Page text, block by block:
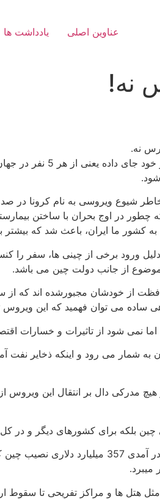
عناوین اصلی یادداشت ها
نه!
نه.
روزها بخاطر شیوع ویروسی به نام کرونا
کشور ما ایران، باعث شد که بیشتر
ورود برخی از چینی ها، سفر را
موضوع از جانب دولت چین می باشد.
از خودشان مجبورشده اند که
ساده می توان فهمید که این ویروس
نمی شود از تاثیرات و خسارات
می رود و اینکه ذخایر نفت
مدرکی دال بر انتقال این ویروس
بلکه برای کشورهای دیگر و در کل
ووهان 319میلیون گردشگر در سال میلادی
مثل هتل ها و مراکز تفریحی تا